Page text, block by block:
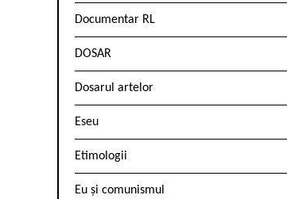
Documentar RL
DOSAR
Dosarul artelor
Eseu
Etimologii
Eu și comunismul